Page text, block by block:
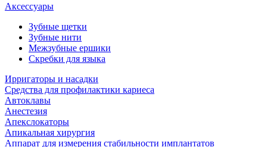
Аксессуары
Зубные щетки
Зубные нити
Межзубные ершики
Скребки для языка
Ирригаторы и насадки
Средства для профилактики кариеса
Автоклавы
Анестезия
Апекслокаторы
Апикальная хирургия
Аппарат для измерения стабильности имплантатов